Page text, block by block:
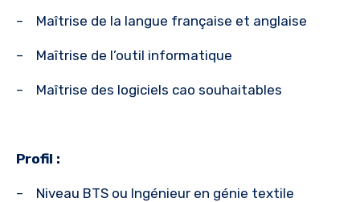
– Maîtrise de la langue française et anglaise
– Maîtrise de l’outil informatique
– Maîtrise des logiciels cao souhaitables
Profil :
– Niveau BTS ou Ingénieur en génie textile